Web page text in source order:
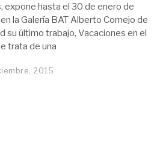
expone hasta el 30 de enero de
la Galería BAT Alberto Cornejo de
su último trabajo, Vacaciones en el
trata de una
2015